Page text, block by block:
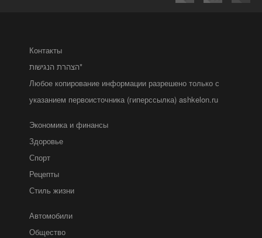
Контакты
הצהרת הנגישות*
Любое копирование информации разрешено только с
указанием первоисточника (гиперссылка) ashkelon.ru
Экономика и финансы
Здоровье
Спорт
Рецепты
Стиль жизни
Автомобили
Общество